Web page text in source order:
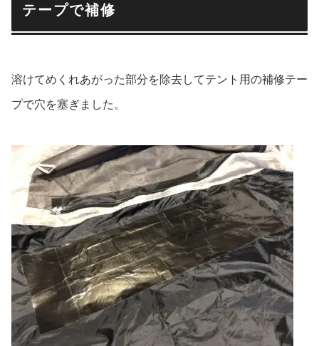
テープで補修
溶けてめくれあがった部分を除去してテント用の補修テー
プで穴を塞ぎました。